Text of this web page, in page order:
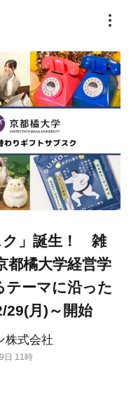
株式会社
日 11時
ク」誕生！ 雑
都橘大学経営学
ーマに沿った
月)～開始